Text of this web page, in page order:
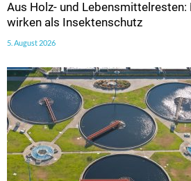
Aus Holz- und Lebensmittelresten:
wirken als Insektenschutz
5. August 2026